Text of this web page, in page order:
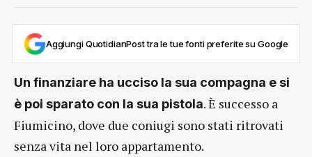
Aggiungi QuotidianPost tra le tue fonti preferite su Google
Un finanziare ha ucciso la sua compagna e si
è poi sparato con la sua pistola. È successo a
Fiumicino, dove due coniugi sono stati ritrovati
senza vita nel loro appartamento.